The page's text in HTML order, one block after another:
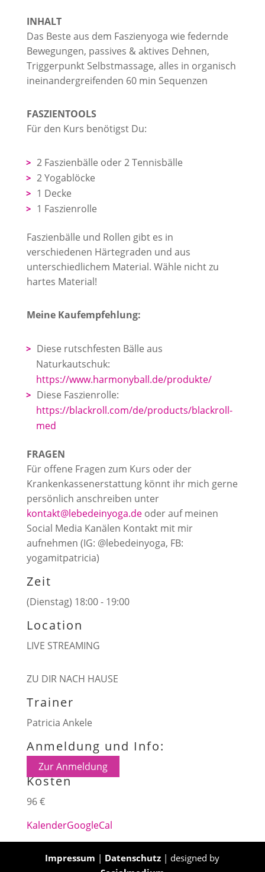
INHALT
Das Beste aus dem Faszienyoga wie federnde
Bewegungen, passives & aktives Dehnen,
Triggerpunkt Selbstmassage, alles in organisch
ineinandergreifenden 60 min Sequenzen
FASZIENTOOLS
Für den Kurs benötigst Du:
2 Faszienbälle oder 2 Tennisbälle
2 Yogablöcke
1 Decke
1 Faszienrolle
Faszienbälle und Rollen gibt es in
verschiedenen Härtegraden und aus
unterschiedlichem Material. Wähle nicht zu
hartes Material!
Meine Kaufempfehlung:
Diese rutschfesten Bälle aus
Naturkautschuk:
https://www.harmonyball.de/produkte/
Diese Faszienrolle:
https://blackroll.com/de/products/blackroll-
med
FRAGEN
Für offene Fragen zum Kurs oder der
Krankenkassenerstattung könnt ihr mich gerne
persönlich anschreiben unter
kontakt@lebedeinyoga.deoder auf meinen
Social Media Kanälen Kontakt mit mir
aufnehmen (IG: @lebedeinyoga, FB:
yogamitpatricia)
Zeit
(Dienstag) 18:00 - 19:00
Location
LIVE STREAMING
ZU DIR NACH HAUSE
Trainer
Patricia Ankele
Anmeldung und Info:
Zur Anmeldung
Kosten
96 €
KalenderGoogleCal
Impressum | Datenschutz | designed by